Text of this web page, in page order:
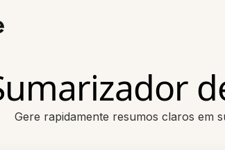
Gere rapidamente resumos claros em